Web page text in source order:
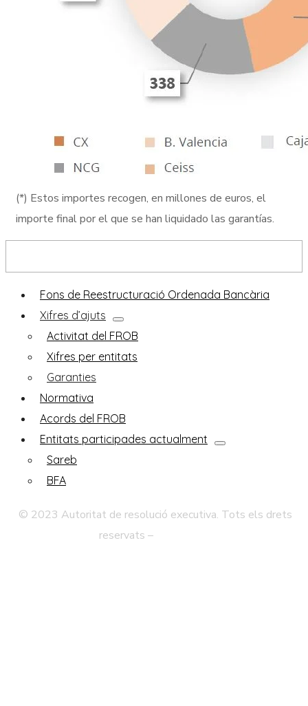
(*) Estos importes recogen, en millones de euros, el
importe final por el que se han liquidado las garantías.
Fons de Reestructuració Ordenada Bancària
Xifres d’ajuts
Activitat del FROB
Xifres per entitats
Garanties
Normativa
Acords del FROB
Entitats participades actualment
Sareb
BFA
© 2023 Autoritat de resolució executiva. Tots els drets
reservats –